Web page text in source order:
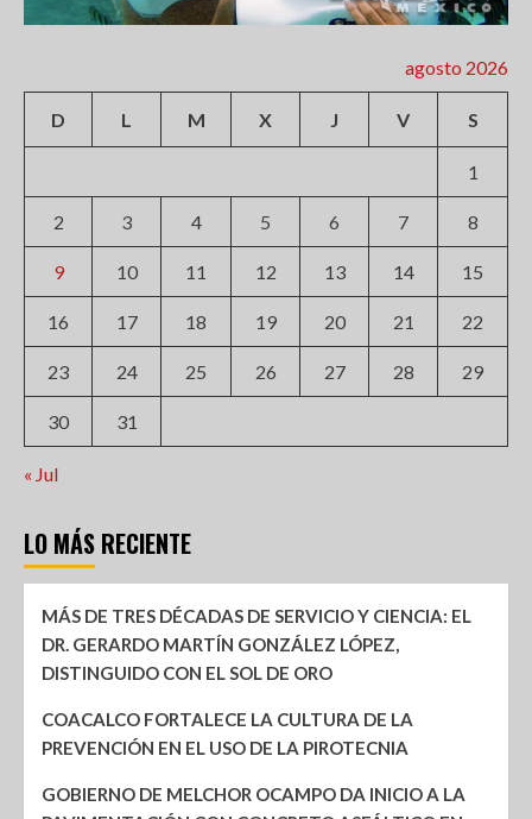
agosto 2026
D L M X J V S
1
2 3 4 5 6 7 8
9 10 11 12 13 14 15
16 17 18 19 20 21 22
23 24 25 26 27 28 29
30 31
« Jul
LO MÁS RECIENTE
MÁS DE TRES DÉCADAS DE SERVICIO Y CIENCIA: EL
DR. GERARDO MARTÍN GONZÁLEZ LÓPEZ,
DISTINGUIDO CON EL SOL DE ORO
COACALCO FORTALECE LA CULTURA DE LA
PREVENCIÓN EN EL USO DE LA PIROTECNIA
GOBIERNO DE MELCHOR OCAMPO DA INICIO A LA